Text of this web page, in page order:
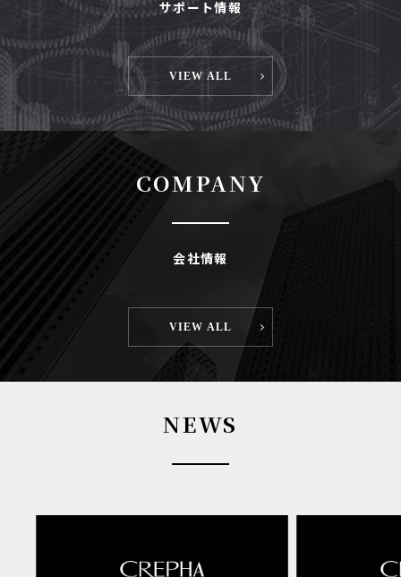
サポート情報
VIEW ALL
COMPANY
会社情報
VIEW ALL
NEWS